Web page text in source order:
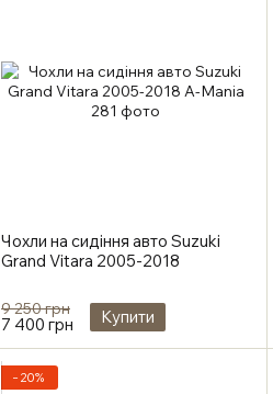
Чохли на сидіння авто Suzuki
Grand Vitara 2005-2018
9 250 грн
7 400 грн Купити
−20%